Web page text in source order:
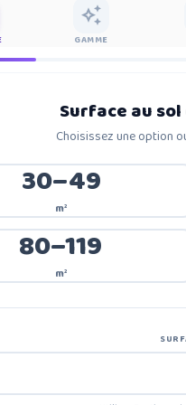
auto_awesome
GAMME
Surface au
Choisissez une option
30–49
m²
80–119
m²